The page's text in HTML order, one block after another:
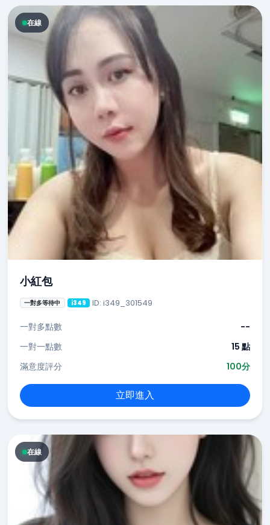
在線
小紅包
一對多等待中 i349 ID: i349_301549
一對多點數
--
一對一點數
15 點
滿意度評分
100分
立即進入
在線